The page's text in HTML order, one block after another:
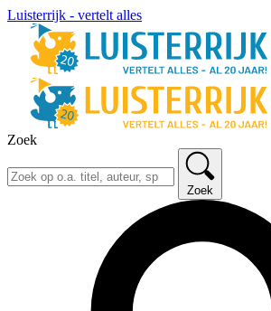
Luisterrijk - vertelt alles
Zoek
Zoek